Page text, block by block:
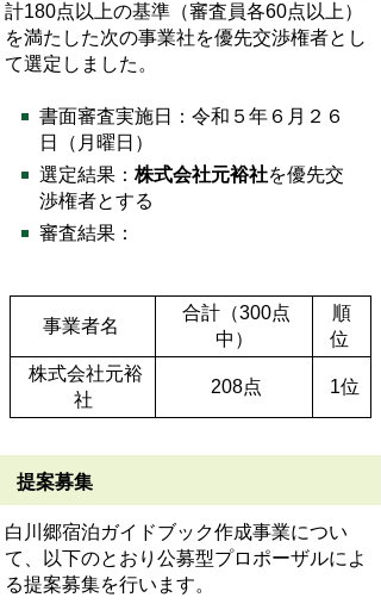
計180点以上の基準（審査員各60点以上）
を満たした次の事業社を優先交渉権者とし
て選定しました。
書面審査実施日：令和５年６月２６
日（月曜日）
選定結果： 株式会社元裕社を優先交
渉権者とする
審査結果：
事業者名
合計（300点
中）
順
位
株式会社元裕
社
208点 1位
提案募集
白川郷宿泊ガイドブック作成事業につい
て、以下のとおり公募型プロポーザルによ
る提案募集を行います。